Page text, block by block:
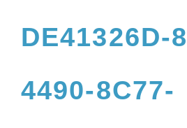
DE41326D-
4490-8C77-